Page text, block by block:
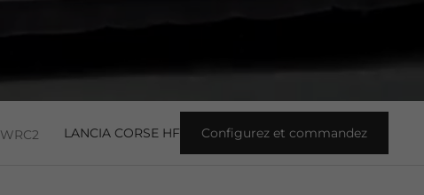
WRC2 LANCIA CORSE HF Configurez et commandez